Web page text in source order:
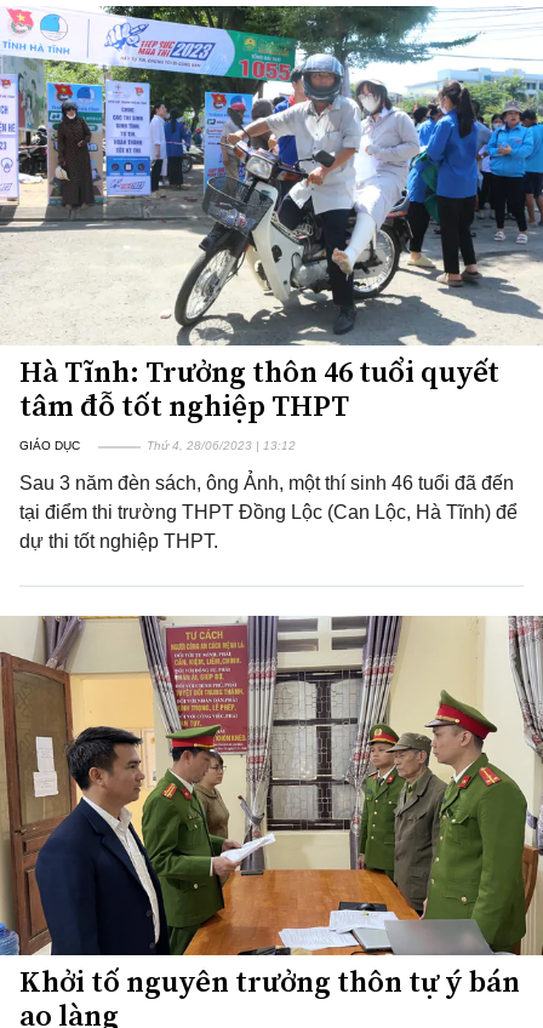
Hà Tĩnh: Trưởng thôn 46 tuổi quyết
tâm đỗ tốt nghiệp THPT
GIÁO DỤC Thứ 4, 28/06/2023 | 13:12
Sau 3 năm đèn sách, ông Ảnh, một thí sinh 46 tuổi đã đến
tại điểm thi trường THPT Đồng Lộc (Can Lộc, Hà Tĩnh) để
dự thi tốt nghiệp THPT.
Khởi tố nguyên trưởng thôn tự ý bán
ao làng